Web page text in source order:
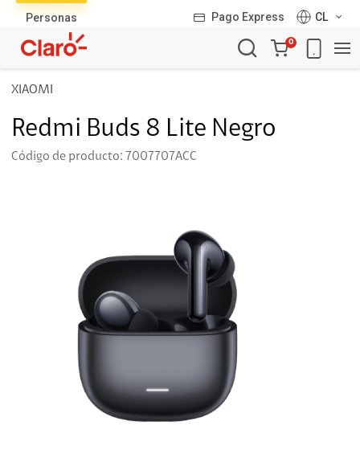
Personas Pago Express
CL
Carro
de
0
XIAOMI
Redmi Buds 8 Lite Negro
Código de producto: 7007707ACC